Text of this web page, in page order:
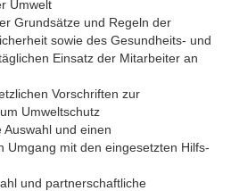
Umwelt
Grundsätze und Regeln der
sowie des Gesundheits- und
Einsatz der Mitarbeiter an
Vorschriften zur
Umweltschutz
und einen
Umgang mit den eingesetzten Hilfs-
und partnerschaftliche